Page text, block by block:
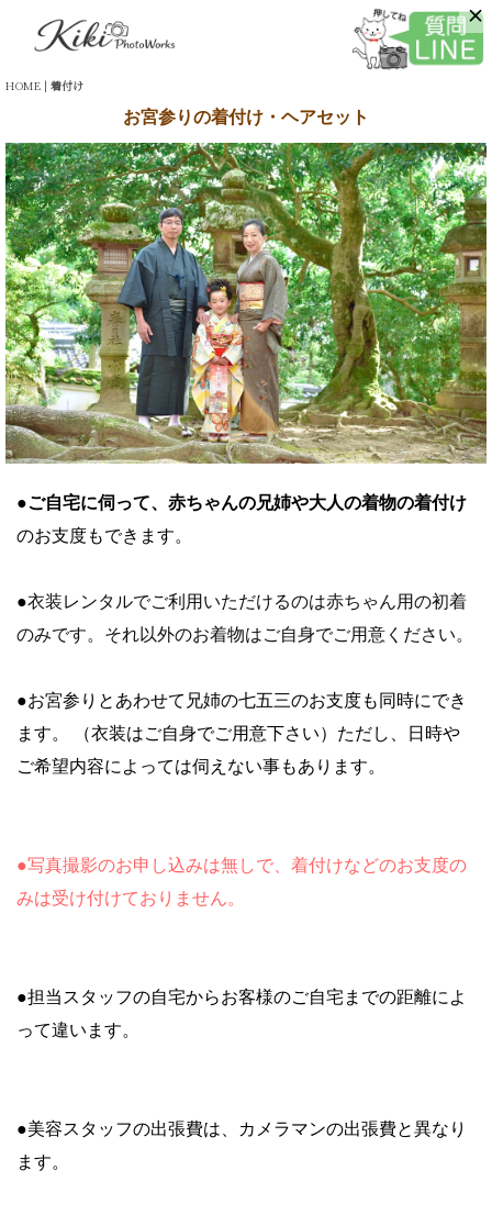
HOME | 着付け
お宮参りの着付け・ヘアセット
●ご自宅に伺って、赤ちゃんの兄姉や大人の着物の着付け
のお支度もできます。
●衣装レンタルでご利用いただけるのは赤ちゃん用の初着
のみです。それ以外のお着物はご自身でご用意ください。
●お宮参りとあわせて兄姉の七五三のお支度も同時にでき
ます。
（衣装はご自身でご用意下さい）ただし、日時や
ご希望内容によっては伺えない事もあります。
●写真撮影のお申し込みは無しで、着付けなどのお支度の
みは受け付けておりません。
●担当スタッフの自宅からお客様のご自宅までの距離によ
って違います。
●美容スタッフの出張費は、カメラマンの出張費と異なり
ます。